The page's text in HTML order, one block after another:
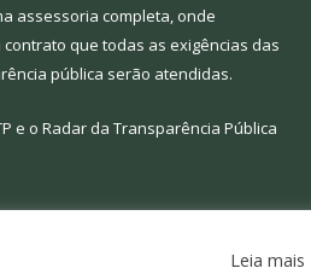
assessoria completa, onde
contrato que todas as exigências das
pública serão atendidas.
e o Radar da Transparência Pública
Acessar Webmail
Leia mais